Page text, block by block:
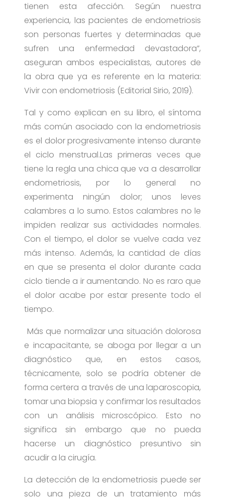
tienen esta afección. Según nuestra
experiencia, las pacientes de endometriosis
son personas fuertes y determinadas que
sufren una enfermedad devastadora”,
aseguran ambos especialistas, autores de
la obra que ya es referente en la materia:
Vivir con endometriosis (Editorial Sirio, 2019).
Tal y como explican en su libro, el síntoma
más común asociado con la endometriosis
es el dolor progresivamente intenso durante
el ciclo menstrual.Las primeras veces que
tiene la regla una chica que va a desarrollar
endometriosis, por lo general no
experimenta ningún dolor; unos leves
calambres a lo sumo. Estos calambres no le
impiden realizar sus actividades normales.
Con el tiempo, el dolor se vuelve cada vez
más intenso. Además, la cantidad de días
en que se presenta el dolor durante cada
ciclo tiende a ir aumentando. No es raro que
el dolor acabe por estar presente todo el
tiempo.
Más que normalizar una situación dolorosa
e incapacitante, se aboga por llegar a un
diagnóstico que, en estos casos,
técnicamente, solo se podría obtener de
forma certera a través de una laparoscopia,
tomar una biopsia y confirmar los resultados
con un análisis microscópico. Esto no
significa sin embargo que no pueda
hacerse un diagnóstico presuntivo sin
acudir a la cirugía.
La detección de la endometriosis puede ser
solo una pieza de un tratamiento más